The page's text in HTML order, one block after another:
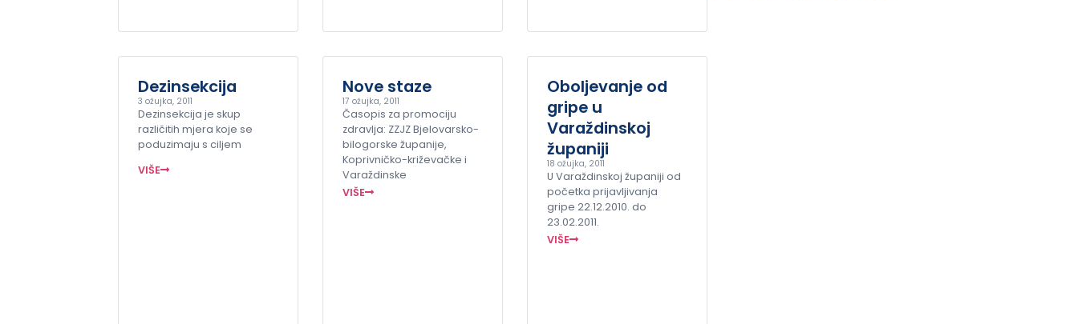
Dezinsekcija
3 ožujka, 2011
Dezinsekcija je skup
različitih mjera koje se
poduzimaju s ciljem
VIŠE
Nove staze
17 ožujka, 2011
Časopis za promociju
zdravlja: ZZJZ Bjelovarsko-
bilogorske županije,
Koprivničko-križevačke i
Varaždinske
VIŠE
Oboljevanje od
gripe u
Varaždinskoj
županiji
18 ožujka, 2011
U Varaždinskoj županiji od
početka prijavljivanja
gripe 22.12.2010. do
23.02.2011.
VIŠE